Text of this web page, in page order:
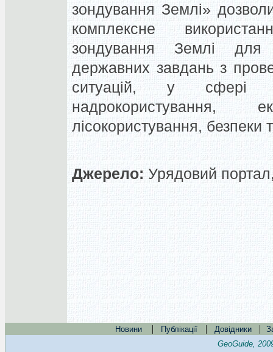
зондування Землі»
комплексне
зондування Землі для
державних завдань з
ситуацій, у сфері
надрокористування,
лісокористування,
Джерело: Урядовий
Новини | Публікації | Довідники |
GeoGuide,